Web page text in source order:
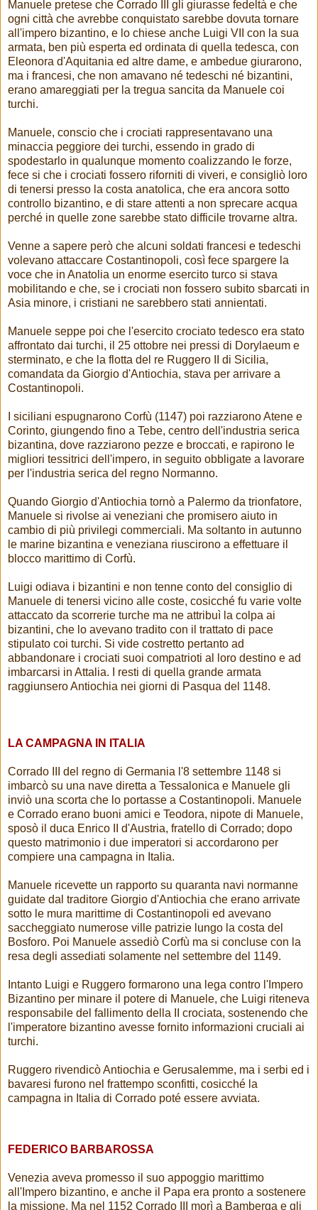
Manuele pretese che Corrado III gli giurasse fedeltà e che
ogni città che avrebbe conquistato sarebbe dovuta tornare
all'impero bizantino, e lo chiese anche Luigi VII con la sua
armata, ben più esperta ed ordinata di quella tedesca, con
Eleonora d'Aquitania ed altre dame, e ambedue giurarono,
ma i francesi, che non amavano né tedeschi né bizantini,
erano amareggiati per la tregua sancita da Manuele coi
turchi.
Manuele, conscio che i crociati rappresentavano una
minaccia peggiore dei turchi, essendo in grado di
spodestarlo in qualunque momento coalizzando le forze,
fece si che i crociati fossero riforniti di viveri, e consigliò loro
di tenersi presso la costa anatolica, che era ancora sotto
controllo bizantino, e di stare attenti a non sprecare acqua
perché in quelle zone sarebbe stato difficile trovarne altra.
Venne a sapere però che alcuni soldati francesi e tedeschi
volevano attaccare Costantinopoli, così fece spargere la
voce che in Anatolia un enorme esercito turco si stava
mobilitando e che, se i crociati non fossero subito sbarcati in
Asia minore, i cristiani ne sarebbero stati annientati.
Manuele seppe poi che l'esercito crociato tedesco era stato
affrontato dai turchi, il 25 ottobre nei pressi di Dorylaeum e
sterminato, e che la flotta del re Ruggero II di Sicilia,
comandata da Giorgio d'Antiochia, stava per arrivare a
Costantinopoli.
I siciliani espugnarono Corfù (1147) poi razziarono Atene e
Corinto, giungendo fino a Tebe, centro dell'industria serica
bizantina, dove razziarono pezze e broccati, e rapirono le
migliori tessitrici dell'impero, in seguito obbligate a lavorare
per l'industria serica del regno Normanno.
Quando Giorgio d'Antiochia tornò a Palermo da trionfatore,
Manuele si rivolse ai veneziani che promisero aiuto in
cambio di più privilegi commerciali. Ma soltanto in autunno
le marine bizantina e veneziana riuscirono a effettuare il
blocco marittimo di Corfù.
Luigi odiava i bizantini e non tenne conto del consiglio di
Manuele di tenersi vicino alle coste, cosicché fu varie volte
attaccato da scorrerie turche ma ne attribuì la colpa ai
bizantini, che lo avevano tradito con il trattato di pace
stipulato coi turchi. Si vide costretto pertanto ad
abbandonare i crociati suoi compatrioti al loro destino e ad
imbarcarsi in Attalia. I resti di quella grande armata
raggiunsero Antiochia nei giorni di Pasqua del 1148.
LA CAMPAGNA IN ITALIA
Corrado III del regno di Germania l'8 settembre 1148 si
imbarcò su una nave diretta a Tessalonica e Manuele gli
inviò una scorta che lo portasse a Costantinopoli. Manuele
e Corrado erano buoni amici e Teodora, nipote di Manuele,
sposò il duca Enrico II d'Austria, fratello di Corrado; dopo
questo matrimonio i due imperatori si accordarono per
compiere una campagna in Italia.
Manuele ricevette un rapporto su quaranta navi normanne
guidate dal traditore Giorgio d'Antiochia che erano arrivate
sotto le mura marittime di Costantinopoli ed avevano
saccheggiato numerose ville patrizie lungo la costa del
Bosforo. Poi Manuele assediò Corfù ma si concluse con la
resa degli assediati solamente nel settembre del 1149.
Intanto Luigi e Ruggero formarono una lega contro l'Impero
Bizantino per minare il potere di Manuele, che Luigi riteneva
responsabile del fallimento della II crociata, sostenendo che
l'imperatore bizantino avesse fornito informazioni cruciali ai
turchi.
Ruggero rivendicò Antiochia e Gerusalemme, ma i serbi ed i
bavaresi furono nel frattempo sconfitti, cosicché la
campagna in Italia di Corrado poté essere avviata.
FEDERICO BARBAROSSA
Venezia aveva promesso il suo appoggio marittimo
all'Impero bizantino, e anche il Papa era pronto a sostenere
la missione. Ma nel 1152 Corrado III morì a Bamberga e gli